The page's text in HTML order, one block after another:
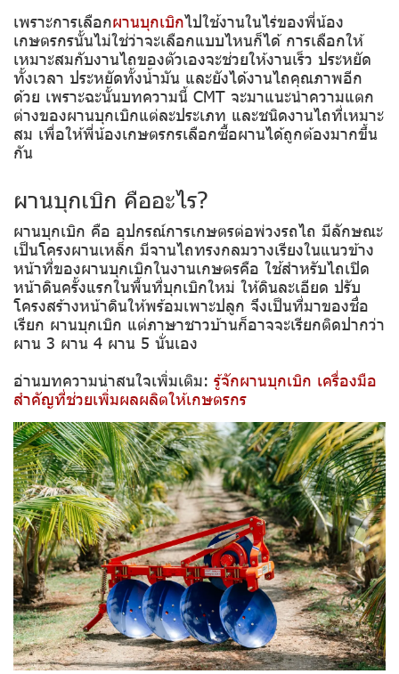
เพราะการเลือกผานบุกเบิกไปใช้งานในไร่ของพี่น้อง
เกษตรกรนั้นไม่ใช่ว่าจะเลือกแบบไหนก็ได้ การเลือกให้
เหมาะสมกับงานไถของตัวเองจะช่วยให้งานเร็ว ประหยัด
ทั้งเวลา ประหยัดทั้งน้ำมัน และยังได้งานไถคุณภาพอีก
ด้วย เพราะฉะนั้นบทความนี้ CMT จะมาแนะนำความแตก
ต่างของผานบุกเบิกแต่ละประเภท และชนิดงานไถที่เหมาะ
สม เพื่อให้พี่น้องเกษตรกรเลือกซื้อผานได้ถูกต้องมากขึ้น
กัน
ผานบุกเบิก คืออะไร?
ผานบุกเบิก คือ อุปกรณ์การเกษตรต่อพ่วงรถไถ มีลักษณะ
เป็นโครงผานเหล็ก มีจานไถทรงกลมวางเรียงในแนวข้าง
หน้าที่ของผานบุกเบิกในงานเกษตรคือ ใช้สำหรับไถเปิด
หน้าดินครั้งแรกในพื้นที่บุกเบิกใหม่ ให้ดินละเอียด ปรับ
โครงสร้างหน้าดินให้พร้อมเพาะปลูก จึงเป็นที่มาของชื่อ
เรียก ผานบุกเบิก แต่ภาษาชาวบ้านก็อาจจะเรียกติดปากว่า
ผาน 3 ผาน 4 ผาน 5 นั่นเอง
อ่านบทความน่าสนใจเพิ่มเติม: รู้จักผานบุกเบิก เครื่องมือ
สำคัญที่ช่วยเพิ่มผลผลิตให้เกษตรกร